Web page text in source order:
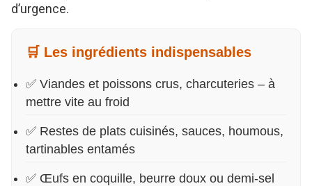
d’urgence.
🛒 Les ingrédients indispensables
✅ Viandes et poissons crus, charcuteries – à
mettre vite au froid
✅ Restes de plats cuisinés, sauces, houmous,
tartinables entamés
✅ Œufs en coquille, beurre doux ou demi-sel